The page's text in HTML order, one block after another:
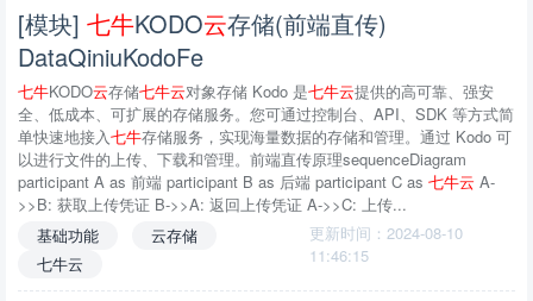
[模块] 七牛KODO云存储(前端直传)
DataQiniuKodoFe
七牛KODO云存储七牛云对象存储 Kodo 是七牛云提供的高可靠、强安
全、低成本、可扩展的存储服务。您可通过控制台、API、SDK 等方式简
单快速地接入七牛存储服务，实现海量数据的存储和管理。通过 Kodo 可
以进行文件的上传、下载和管理。前端直传原理sequenceDiagram
participant A as 前端 participant B as 后端 participant C as 七牛云 A-
>>B: 获取上传凭证 B->>A: 返回上传凭证 A->>C: 上传...
基础功能
云存储
七牛云
更新时间：2024-08-10
11:46:15